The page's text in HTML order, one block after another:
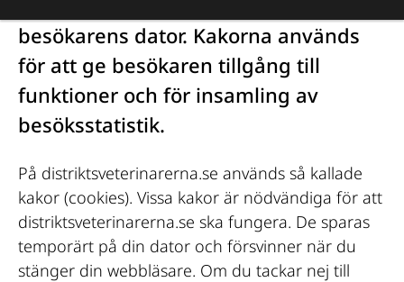
besökarens dator. Kakorna används
för att ge besökaren tillgång till
funktioner och för insamling av
besöksstatistik.
På distriktsveterinarerna.se används så kallade
kakor (cookies). Vissa kakor är nödvändiga för att
distriktsveterinarerna.se ska fungera. De sparas
temporärt på din dator och försvinner när du
stänger din webbläsare. Om du tackar nej till